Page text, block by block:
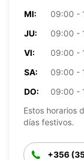
MI:
09:00 -
JU:
09:00 -
VI:
09:00 -
SA:
09:00 -
DO:
09:00 -
Estos horarios
días festivos.
+356